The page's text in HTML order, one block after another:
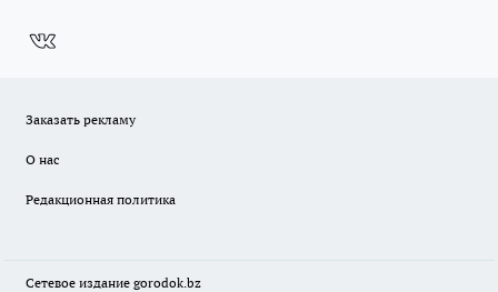
Заказать рекламу
О нас
Редакционная политика
Сетевое издание gorodok.bz